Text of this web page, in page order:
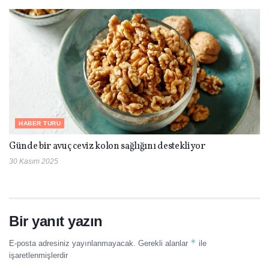
HABER TURU
Günde bir avuç ceviz kolon sağlığını destekliyor
30 Kasım 2025
Bir yanıt yazın
E-posta adresiniz yayınlanmayacak. Gerekli alanlar * ile
işaretlenmişlerdir